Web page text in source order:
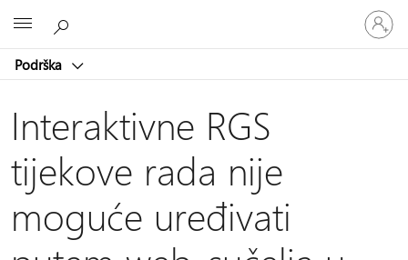
Podrška
Prijavite
se
u
račun
Interaktivne RGS
tijekove rada nije
moguće uređivati